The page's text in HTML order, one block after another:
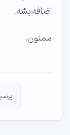
اضافه بشه.
ممنون.
پرسیده